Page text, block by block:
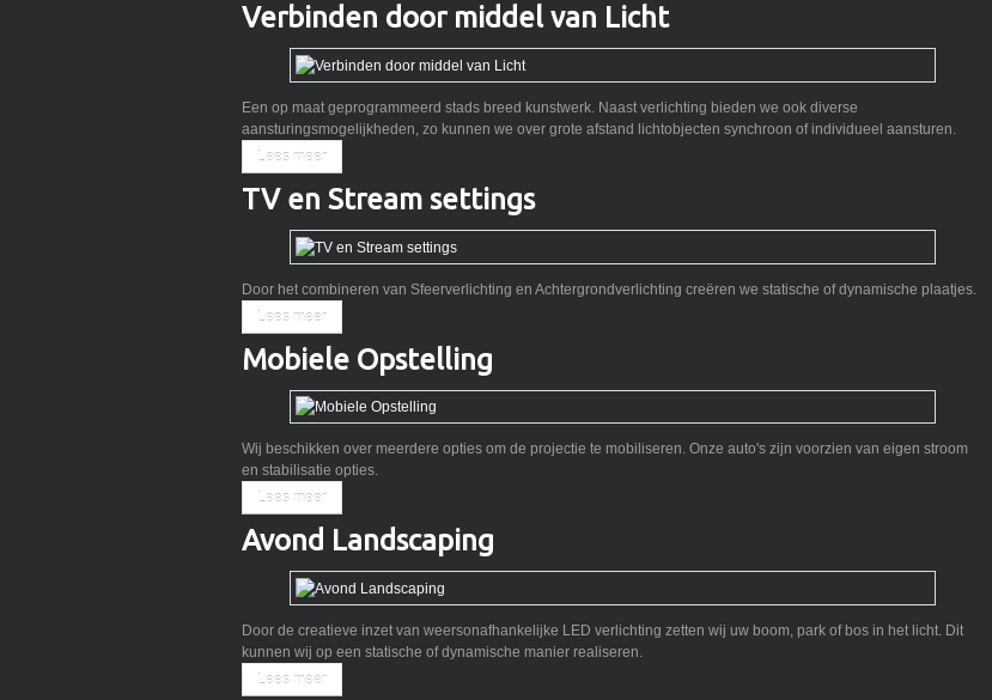
Verbinden door middel van Licht
Een op maat geprogrammeerd stads breed kunstwerk. Naast verlichting bieden we ook diverse
aansturingsmogelijkheden, zo kunnen we over grote afstand lichtobjecten synchroon of individueel aansturen.
Lees meer
TV en Stream settings
Door het combineren van Sfeerverlichting en Achtergrondverlichting creëren we statische of dynamische plaatjes.
Lees meer
Mobiele Opstelling
Wij beschikken over meerdere opties om de projectie te mobiliseren. Onze auto's zijn voorzien van eigen stroom
en stabilisatie opties.
Lees meer
Avond Landscaping
Door de creatieve inzet van weersonafhankelijke LED verlichting zetten wij uw boom, park of bos in het licht. Dit
kunnen wij op een statische of dynamische manier realiseren.
Lees meer